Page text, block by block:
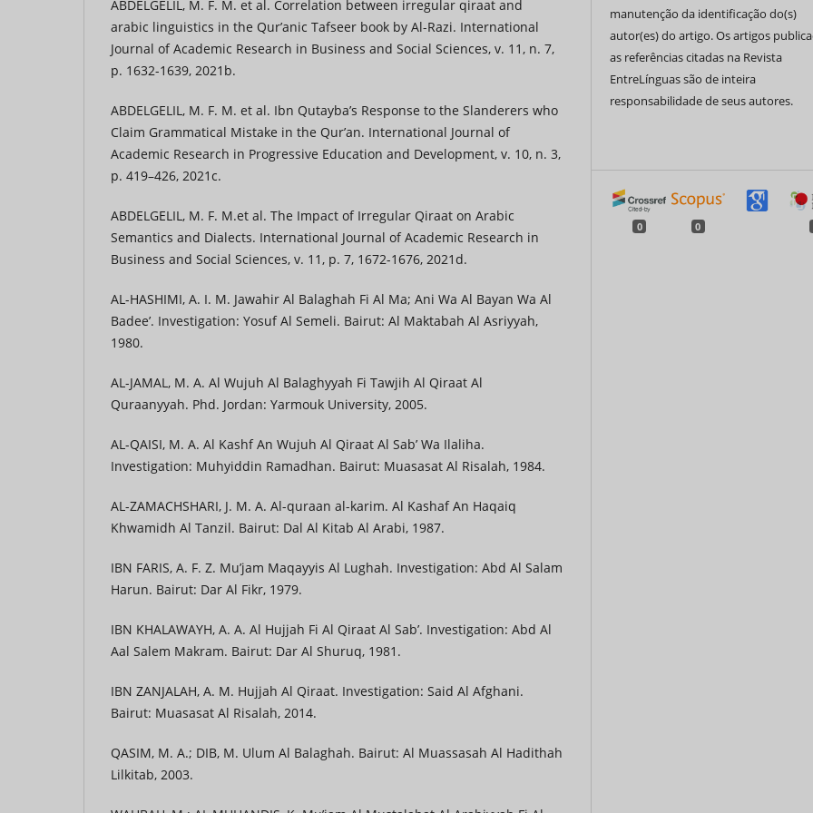
ABDELGELIL, M. F. M. et al. Correlation between irregular qiraat and
arabic linguistics in the Qur’anic Tafseer book by Al-Razi. International
Journal of Academic Research in Business and Social Sciences, v. 11, n. 7,
p. 1632-1639, 2021b.
ABDELGELIL, M. F. M. et al. Ibn Qutayba’s Response to the Slanderers who
Claim Grammatical Mistake in the Qur’an. International Journal of
Academic Research in Progressive Education and Development, v. 10, n. 3,
p. 419–426, 2021c.
ABDELGELIL, M. F. M.et al. The Impact of Irregular Qiraat on Arabic
Semantics and Dialects. International Journal of Academic Research in
Business and Social Sciences, v. 11, p. 7, 1672-1676, 2021d.
AL-HASHIMI, A. I. M. Jawahir Al Balaghah Fi Al Ma; Ani Wa Al Bayan Wa Al
Badee’. Investigation: Yosuf Al Semeli. Bairut: Al Maktabah Al Asriyyah,
1980.
AL-JAMAL, M. A. Al Wujuh Al Balaghyyah Fi Tawjih Al Qiraat Al
Quraanyyah. Phd. Jordan: Yarmouk University, 2005.
AL-QAISI, M. A. Al Kashf An Wujuh Al Qiraat Al Sab’ Wa Ilaliha.
Investigation: Muhyiddin Ramadhan. Bairut: Muasasat Al Risalah, 1984.
AL-ZAMACHSHARI, J. M. A. Al-quraan al-karim. Al Kashaf An Haqaiq
Khwamidh Al Tanzil. Bairut: Dal Al Kitab Al Arabi, 1987.
IBN FARIS, A. F. Z. Mu’jam Maqayyis Al Lughah. Investigation: Abd Al Salam
Harun. Bairut: Dar Al Fikr, 1979.
IBN KHALAWAYH, A. A. Al Hujjah Fi Al Qiraat Al Sab’. Investigation: Abd Al
Aal Salem Makram. Bairut: Dar Al Shuruq, 1981.
IBN ZANJALAH, A. M. Hujjah Al Qiraat. Investigation: Said Al Afghani.
Bairut: Muasasat Al Risalah, 2014.
QASIM, M. A.; DIB, M. Ulum Al Balaghah. Bairut: Al Muassasah Al Hadithah
Lilkitab, 2003.
manutenção da identificação do(s)
autor(es) do artigo. Os artigos
as referências citadas na Revista
EntreLínguas são de inteira
responsabilidade de seus autores.
0 0